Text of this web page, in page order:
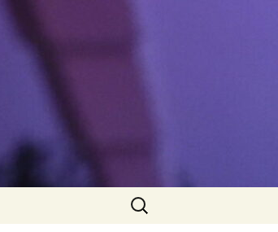
Rechercher :